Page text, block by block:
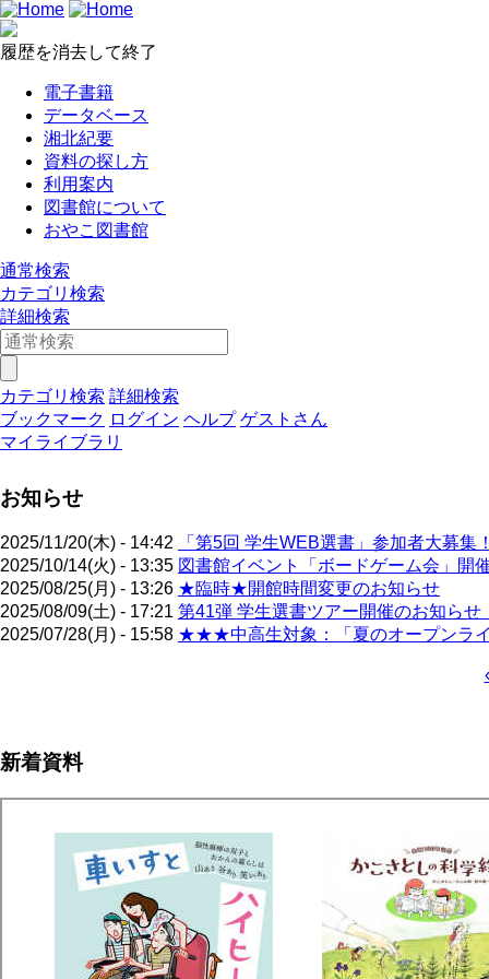
履歴を消去して終了
電子書籍
データベース
湘北紀要
資料の探し方
利用案内
図書館について
おやこ図書館
通常検索
カテゴリ検索
詳細検索
カテゴリ検索 詳細検索
ブックマーク ログイン ヘルプ ゲストさん
マイライブラリ
お知らせ
2025/11/20(木) - 14:42
「第5回 学生WEB選書」参加者大募集
2025/10/14(火) - 13:35 図書館イベント「ボードゲーム会」開
2025/08/25(月) - 13:26 ★臨時★開館時間変更のお知らせ
2025/08/09(土) - 17:21 第41弾 学生選書ツアー開催のお知らせ
2025/07/28(月) - 15:58 ★★★中高生対象：「夏のオープンラ
送
新着資料